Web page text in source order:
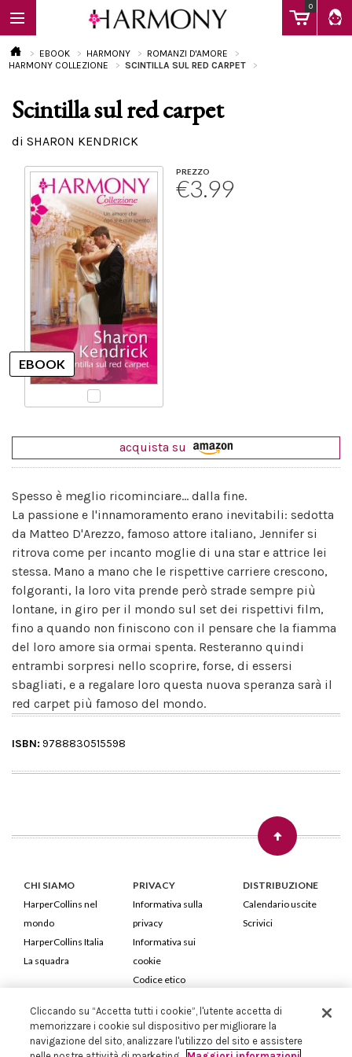
0
EBOOK
Calendario
EBOOK HARMONY
ROMANZI D'AMORE
HARMONY COLLEZIONE
SCINTILLA SUL RED CARPET
Scintilla sul red carpet
di SHARON KENDRICK
PREZZO
€3.99
acquista su
Spesso è meglio ricominciare... dalla fine.
La passione e l'innamoramento erano inevitabili: sedotta
da Matteo D'Arezzo, famoso attore italiano, Jennifer si
ritrova come per incanto moglie di una star e attrice lei
stessa. Mano a mano che le rispettive carriere crescono,
folgoranti, la loro vita prende però strade sempre più
lontane, in giro per il mondo sul set dei rispettivi film,
fino a quando non finiscono con il pensare che la fiamma
del loro amore sia ormai spenta. Resteranno quindi
entrambi sorpresi nello scoprire, forse, di essersi
sbagliati, e a regalare loro questa nuova speranza sarà il
red carpet più famoso del mondo.
ISBN: 9788830515598
CHI SIAMO
HarperCollins nel
mondo
HarperCollins Italia
La squadra
PRIVACY
Informativa sulla
privacy
Informativa sui
cookie
Codice etico
DISTRIBUZIONE
Calendario uscite
Scrivici
HarperCollins Italia S.p.A. Viale Monte Nero, 84 - 20135 Milano
Cod. Fiscale e P.IVA 05946780151 - Capitale Sociale 258.250 €
Cliccando su “Accetta tutti i cookie”, l'utente accetta di
memorizzare i cookie sul dispositivo per migliorare la
navigazione del sito, analizzare l'utilizzo del sito e assistere